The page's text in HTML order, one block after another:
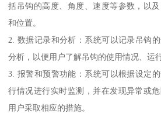
括吊钩的高度、角度、速度等参数，以
和位置。
2. 数据记录和分析：系统可以记录吊钩
分析，以便用户了解吊钩的使用情况、运
3. 报警和预警功能：系统可以根据设定
行情况进行实时监测，并在发现异常或
用户采取相应的措施。